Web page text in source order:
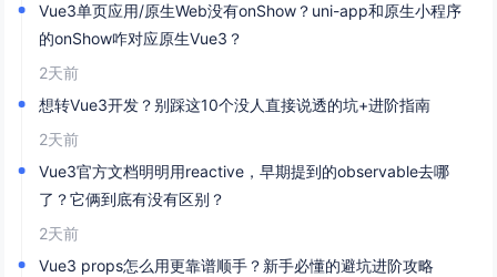
Vue3单页应用/原生Web没有onShow？uni-app和原生小程序
的onShow咋对应原生Vue3？
2天前
想转Vue3开发？别踩这10个没人直接说透的坑+进阶指南
2天前
Vue3官方文档明明用reactive，早期提到的observable去哪
了？它俩到底有没有区别？
2天前
Vue3 props怎么用更靠谱顺手？新手必懂的避坑进阶攻略